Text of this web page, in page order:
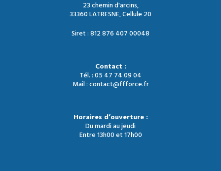
23 chemin d'arcins,
33360 LATRESNE, Cellule 20
Siret : 812 876 407 00048
Contact :
Tél. : 05 47 74 09 04
Mail : contact@ffforce.fr
Horaires d’ouverture :
Du mardi au jeudi
Entre 13h00 et 17h00